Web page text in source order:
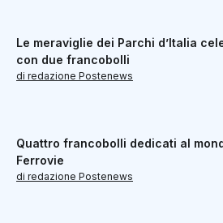
Le meraviglie dei Parchi d’Italia
con due francobolli
di redazione Postenews
Quattro francobolli dedicati al
Ferrovie
di redazione Postenews